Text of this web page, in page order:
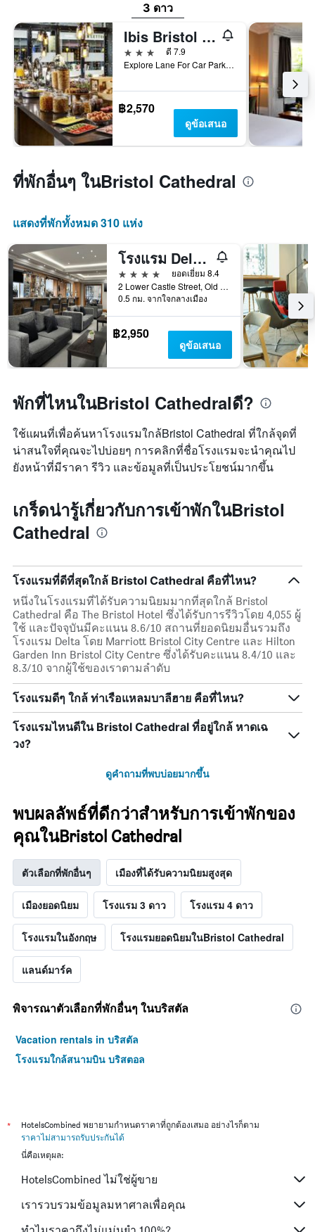
3 ดาว
Ibis Bristol Centre
3 ดาว
ดี 7.9
Explore Lane For Car Park Use Bs1 5Ll, Avon, บริสตัล, สหราชอาณาจักร
฿2,570
ดูข้อเสนอ
ที่พักอื่นๆ ในBristol Cathedral
แสดงที่พักทั้งหมด 310 แห่ง
โรงแรม Delta โดย Marriott Bristol City Centre
4 ดาว
ยอดเยี่ยม 8.4
2 Lower Castle Street, Old Market, บริสตัล, สหราชอาณาจักร
0.5 กม. จากใจกลางเมือง
฿2,950
ดูข้อเสนอ
พักที่ไหนในBristol Cathedralดี?
ใช้แผนที่เพื่อค้นหาโรงแรมใกล้Bristol Cathedral ที่ใกล้จุดที่
น่าสนใจที่คุณจะไปบ่อยๆ การคลิกที่ชื่อโรงแรมจะนำคุณไป
ยังหน้าที่มีราคา รีวิว และข้อมูลที่เป็นประโยชน์มากขึ้น
เกร็ดน่ารู้เกี่ยวกับการเข้าพักในBristol
Cathedral
โรงแรมที่ดีที่สุดใกล้ Bristol Cathedral คือที่ไหน?
หนึ่งในโรงแรมที่ได้รับความนิยมมากที่สุดใกล้ Bristol
Cathedral คือ The Bristol Hotel ซึ่งได้รับการรีวิวโดย 4,055 ผู้
ใช้ และปัจจุบันมีคะแนน 8.6/10 สถานที่ยอดนิยมอื่นรวมถึง
โรงแรม Delta โดย Marriott Bristol City Centre และ Hilton
Garden Inn Bristol City Centre ซึ่งได้รับคะแนน 8.4/10 และ
8.3/10 จากผู้ใช้ของเราตามลำดับ
โรงแรมดีๆ ใกล้ ท่าเรือแหลมบาลีฮาย คือที่ไหน?
โรงแรมไหนดีใน Bristol Cathedral ที่อยู่ใกล้ หาดเฉ
วง?
ดูคำถามที่พบบ่อยมากขึ้น
พบผลลัพธ์ที่ดีกว่าสำหรับการเข้าพักของ
คุณในBristol Cathedral
ตัวเลือกที่พักอื่นๆ เมืองที่ได้รับความนิยมสูงสุด
เมืองยอดนิยม โรงแรม 3 ดาว โรงแรม 4 ดาว
โรงแรมในอังกฤษ โรงแรมยอดนิยมในBristol Cathedral
แลนด์มาร์ค
พิจารณาตัวเลือกที่พักอื่นๆ ในบริสตัล
Vacation rentals in บริสตัล
โรงแรมใกล้สนามบิน บริสตอล
*
HotelsCombined พยายามกำหนดราคาที่ถูกต้องเสมอ อย่างไรก็ตาม
ราคาไม่สามารถรับประกันได้
นี่คือเหตุผล:
HotelsCombined ไม่ใช่ผู้ขาย
เรารวบรวมข้อมูลมหาศาลเพื่อคุณ